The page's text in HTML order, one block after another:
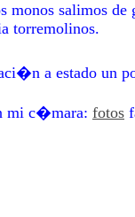
salimos
torremolinos.
a estado un
mi c�mara: fotos